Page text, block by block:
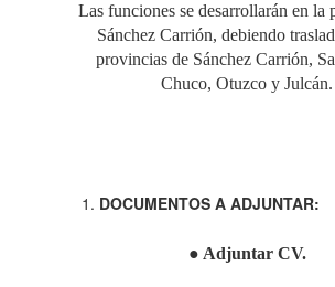
Las funciones se desarrollarán en la
Sánchez Carrión, debiendo
provincias de Sánchez Carrión,
Chuco, Otuzco y Julcán.
DOCUMENTOS A ADJUNTAR:
● Adjuntar CV.